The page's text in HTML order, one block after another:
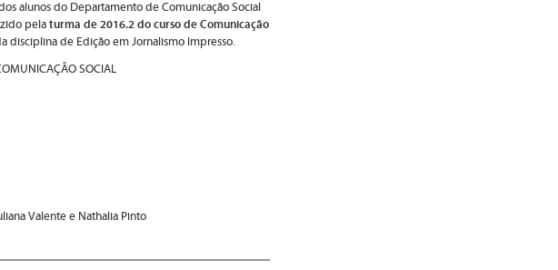
alunos do Departamento de Comunicação Social
pela turma de 2016.2 do curso de Comunicação
disciplina de Edição em Jornalismo Impresso.
SOCIAL
Valente e Nathalia Pinto